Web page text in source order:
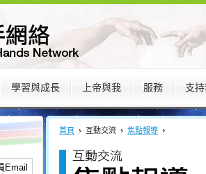
學習與成長 上帝與我 服務 支
:::
首頁 互動交流 焦點報導